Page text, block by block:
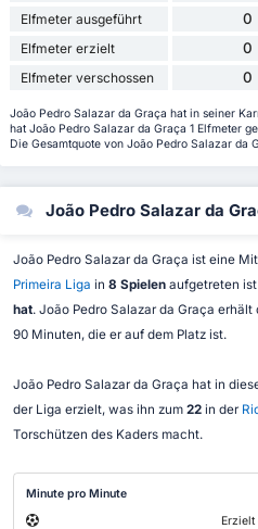
Elfmeter ausgeführt 0
Elfmeter erzielt 0
Elfmeter verschossen 0
João Pedro Salazar da Graça hat in seiner
hat João Pedro Salazar da Graça 1 Elfmeter
Die Gesamtquote von João Pedro Salazar da
João Pedro Salazar da
João Pedro Salazar da Graça ist eine
Primeira Liga in 8 Spielenaufgetreten ist
hat. João Pedro Salazar da Graça
90 Minuten, die er auf dem Platz ist.
João Pedro Salazar da Graça hat in
der Liga erzielt, was ihn zum 22in der
Torschützen des Kaders macht.
Minute pro Minute
Erzielt